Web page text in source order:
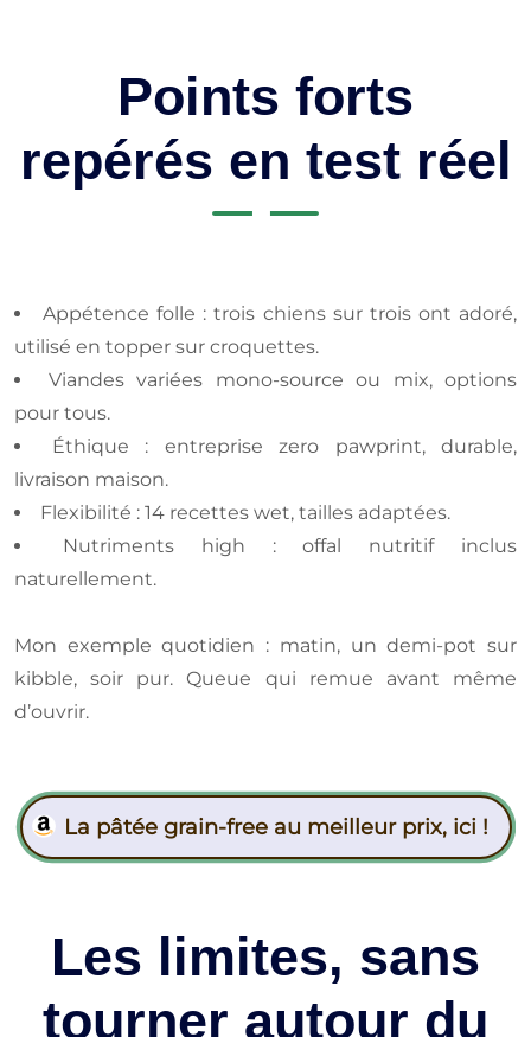
Points forts
repérés en test réel
Appétence folle : trois chiens sur trois ont adoré,
utilisé en topper sur croquettes.
Viandes variées mono-source ou mix, options
pour tous.
Éthique : entreprise zero pawprint, durable,
livraison maison.
Flexibilité : 14 recettes wet, tailles adaptées.
Nutriments high : offal nutritif inclus
naturellement.
Mon exemple quotidien : matin, un demi-pot sur
kibble, soir pur. Queue qui remue avant même
d’ouvrir.
La pâtée grain-free au meilleur prix, ici !
Les limites, sans
tourner autour du